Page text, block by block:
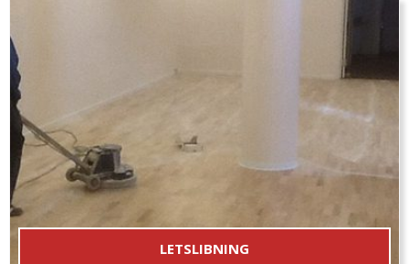
Renslibning af træet for gammel behandling midt på gulvet,
LETSLIBNING